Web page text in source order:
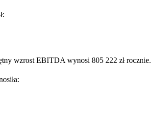
wzrost EBITDA wynosi 805 222 zł rocznie.